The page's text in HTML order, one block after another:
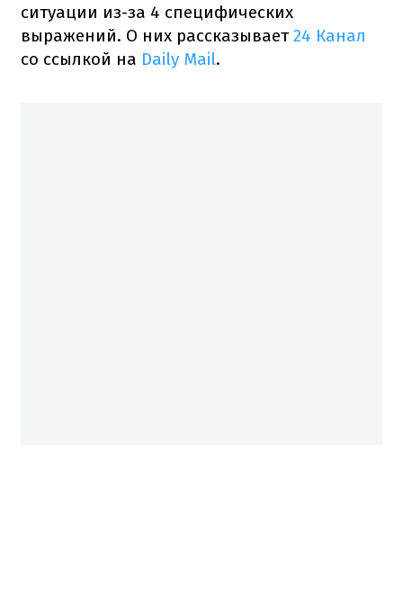
ситуации из-за 4 специфических
выражений. О них рассказывает24 Канал
со ссылкой на Daily Mail.